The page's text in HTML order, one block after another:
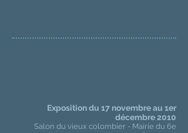
Exposition du 17 novembre au 1er
décembre 2010
Salon du vieux colombier - Mairie du 6e